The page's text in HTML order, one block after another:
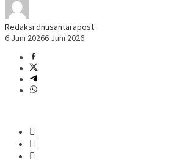
Redaksi dnusantarapost
6 Juni 20266 Juni 2026